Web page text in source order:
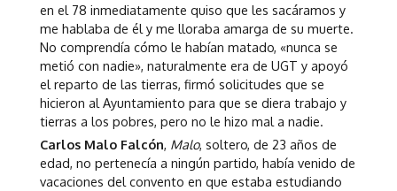
en el 78 inmediatamente quiso que les sacáramos y
me hablaba de él y me lloraba amarga de su muerte.
No comprendía cómo le habían matado, «nunca se
metió con nadie», naturalmente era de UGT y apoyó
el reparto de las tierras, firmó solicitudes que se
hicieron al Ayuntamiento para que se diera trabajo y
tierras a los pobres, pero no le hizo mal a nadie.
Carlos Malo Falcón, Malo, soltero, de 23 años de
edad, no pertenecía a ningún partido, había venido de
vacaciones del convento en que estaba estudiando